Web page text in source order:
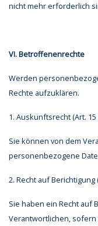
nicht mehr erforderlich
VI. Betroffenenrechte
Werden
Rechte aufzuklären.
1. Auskunftsrecht (Art. 15
Sie können von dem
personenbezogene
2. Recht auf Berichtigung
Sie haben ein Recht auf
Verantwortlichen,